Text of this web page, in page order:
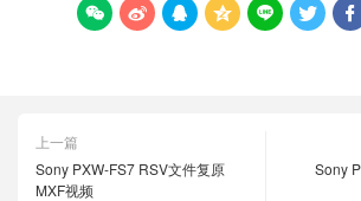
      
上一篇
Sony PXW-FS7 RSV文件复原
MXF视频
Sony